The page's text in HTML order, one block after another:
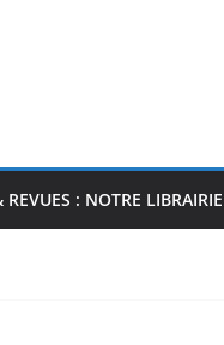
REVUES : NOTRE